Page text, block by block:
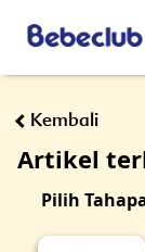
Kembali
Artikel
Pilih